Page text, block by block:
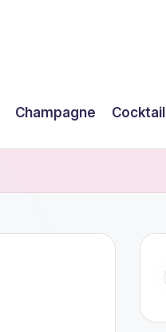
Champagne Cocktail